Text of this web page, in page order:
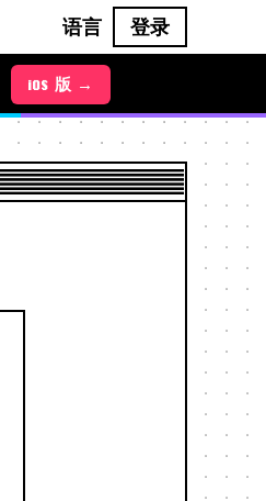
语言 登录
Android 版 →
iOS 版 →